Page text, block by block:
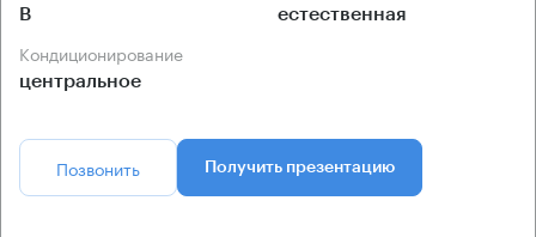
B естественная
Кондиционирование
центральное
Позвонить Получить презентацию